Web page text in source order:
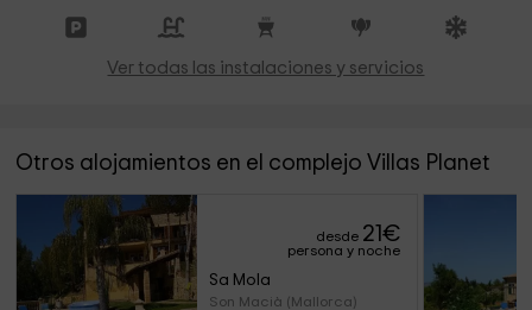
Ver todas las instalaciones y servicios
Otros alojamientos en el complejo Villas Planet
desde 21€
persona y noche
Sa Mola
Son Macià (Mallorca)